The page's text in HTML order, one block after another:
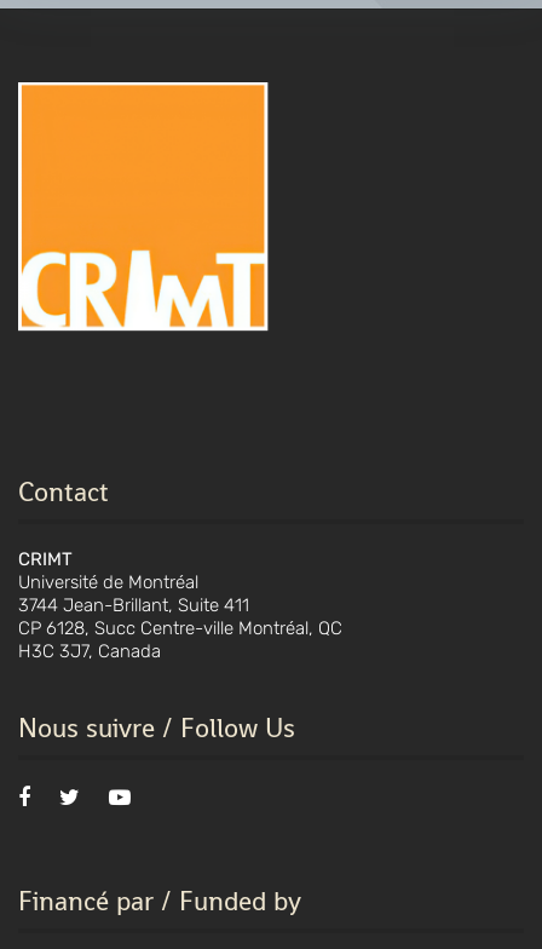
Contact
CRIMT
Université de Montréal
3744 Jean-Brillant, Suite 411
CP 6128, Succ Centre-ville Montréal, QC
H3C 3J7, Canada
Nous suivre / Follow Us
Financé par / Funded by